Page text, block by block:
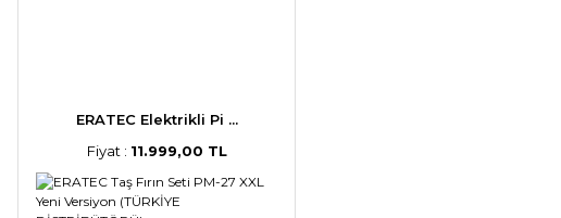
ERATEC Elektrikli Pi ...
Fiyat : 11.999,00 TL